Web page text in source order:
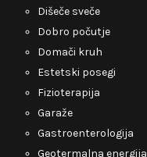
Dišeče sveče
Dobro počutje
Domači kruh
Estetski posegi
Fizioterapija
Garaže
Gastroenterologija
Geotermalna energija